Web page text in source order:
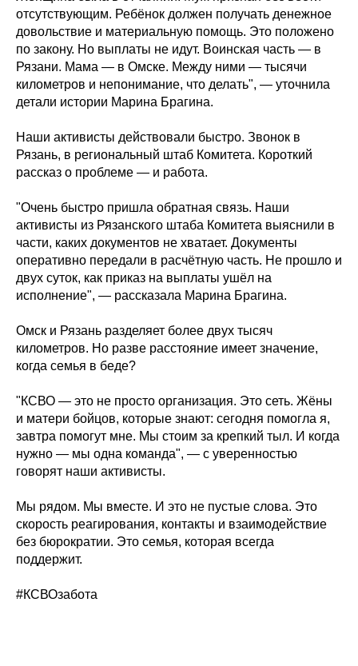
отсутствующим. Ребёнок должен получать денежное
довольствие и материальную помощь. Это положено
по закону. Но выплаты не идут. Воинская часть — в
Рязани. Мама — в Омске. Между ними — тысячи
километров и непонимание, что делать", — уточнила
детали истории Марина Брагина.
Наши активисты действовали быстро. Звонок в
Рязань, в региональный штаб Комитета. Короткий
рассказ о проблеме — и работа.
"Очень быстро пришла обратная связь. Наши
активисты из Рязанского штаба Комитета выяснили в
части, каких документов не хватает. Документы
оперативно передали в расчётную часть. Не прошло и
двух суток, как приказ на выплаты ушёл на
исполнение", — рассказала Марина Брагина.
Омск и Рязань разделяет более двух тысяч
километров. Но разве расстояние имеет значение,
когда семья в беде?
"КСВО — это не просто организация. Это сеть. Жёны
и матери бойцов, которые знают: сегодня помогла я,
завтра помогут мне. Мы стоим за крепкий тыл. И когда
нужно — мы одна команда", — с уверенностью
говорят наши активисты.
Мы рядом. Мы вместе. И это не пустые слова. Это
скорость реагирования, контакты и взаимодействие
без бюрократии. Это семья, которая всегда
поддержит.
#КСВОзабота